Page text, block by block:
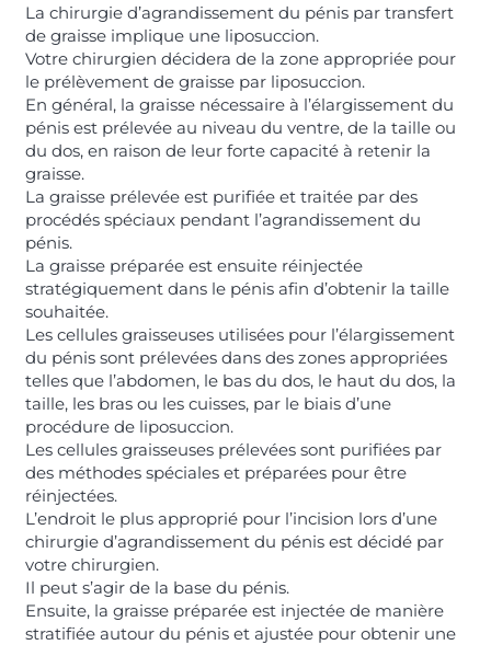
La chirurgie d’agrandissement du pénis par transfert
de graisse implique une liposuccion.
Votre chirurgien décidera de la zone appropriée pour
le prélèvement de graisse par liposuccion.
En général, la graisse nécessaire à l’élargissement du
pénis est prélevée au niveau du ventre, de la taille ou
du dos, en raison de leur forte capacité à retenir la
graisse.
La graisse prélevée est purifiée et traitée par des
procédés spéciaux pendant l’agrandissement du
pénis.
La graisse préparée est ensuite réinjectée
stratégiquement dans le pénis afin d’obtenir la taille
souhaitée.
Les cellules graisseuses utilisées pour l’élargissement
du pénis sont prélevées dans des zones appropriées
telles que l’abdomen, le bas du dos, le haut du dos, la
taille, les bras ou les cuisses, par le biais d’une
procédure de liposuccion.
Les cellules graisseuses prélevées sont purifiées par
des méthodes spéciales et préparées pour être
réinjectées.
L’endroit le plus approprié pour l’incision lors d’une
chirurgie d’agrandissement du pénis est décidé par
votre chirurgien.
Il peut s’agir de la base du pénis.
Ensuite, la graisse préparée est injectée de manière
stratifiée autour du pénis et ajustée pour obtenir une